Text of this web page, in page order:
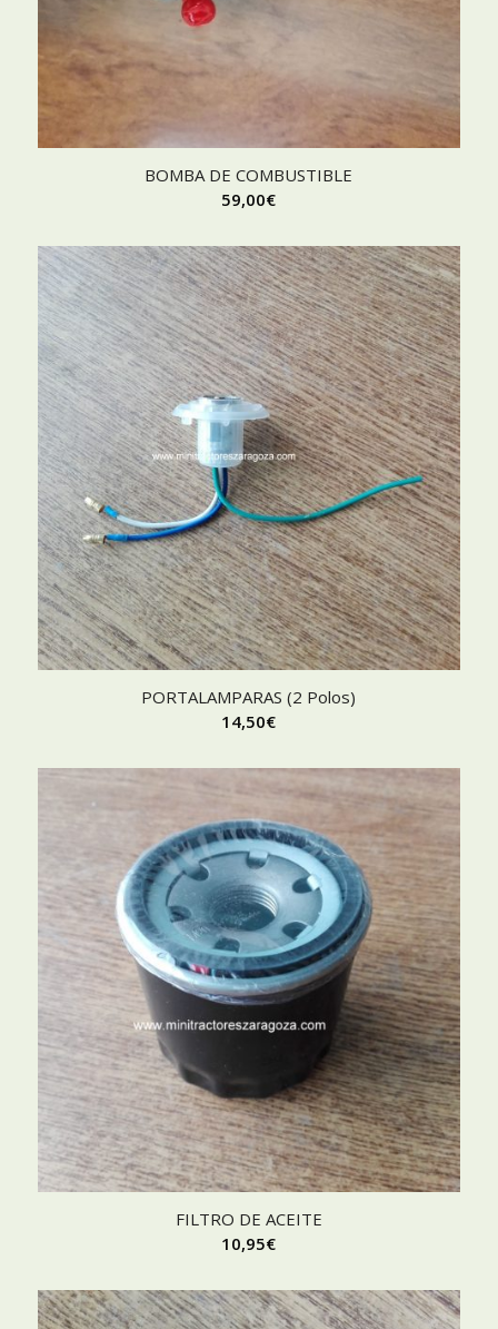
BOMBA DE COMBUSTIBLE
59,00€
PORTALAMPARAS (2 Polos)
14,50€
FILTRO DE ACEITE
10,95€